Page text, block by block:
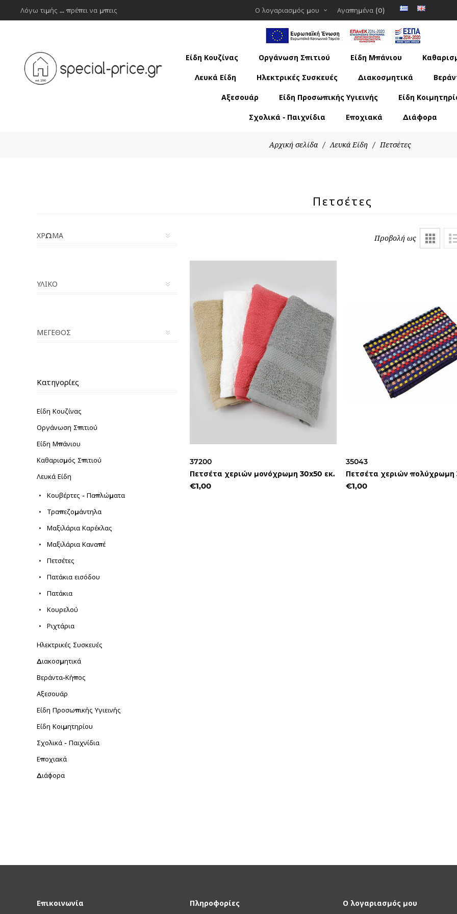
Λόγω τιμής ... πρέπει να μπεις Ο λογαριασμός μου Αγαπημένα (0)
Είδη Κουζίνας Οργάνωση Σπιτιού Είδη Μπάνιου
Λευκά Είδη Ηλεκτρικές Συσκευές Διακοσμητικά
Αξεσουάρ Είδη Προσωπικής Υγιεινής Είδη
Σχολικά - Παιχνίδια Εποχιακά Διάφορα
Αρχική σελίδα / Λευκά Είδη / Πετσέτες
Πετσέτες
Προβολή ως
37200
Πετσέτα χεριών μονόχρωμη 30x50 εκ.
€1,00
35043
Πετσέτα χεριών πολύχρωμη
€1,00
ΧΡΏΜΑ
ΥΛΙΚΌ
ΜΈΓΕΘΟΣ
Κατηγορίες
Είδη Κουζίνας
Οργάνωση Σπιτιού
Είδη Μπάνιου
Καθαρισμός Σπιτιού
Λευκά Είδη
Κουβέρτες - Παπλώματα
Τραπεζομάντηλα
Μαξιλάρια Καρέκλας
Μαξιλάρια Καναπέ
Πετσέτες
Πατάκια εισόδου
Πατάκια
Κουρελού
Ριχτάρια
Ηλεκτρικές Συσκευές
Διακοσμητικά
Βεράντα-Κήπος
Αξεσουάρ
Είδη Προσωπικής Υγιεινής
Είδη Κοιμητηρίου
Σχολικά - Παιχνίδια
Εποχιακά
Διάφορα
Επικοινωνία Πληροφορίες Ο λογαριασμός μου